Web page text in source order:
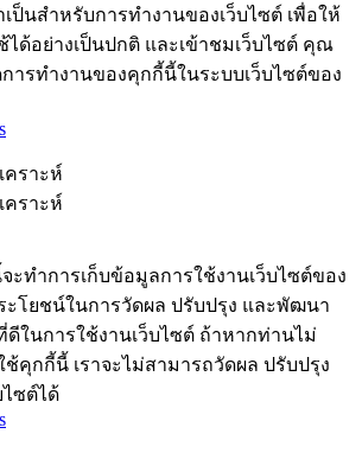
ป็นสำหรับการทำงานของเว็บไซต์ เพื่อให้
ด้อย่างเป็นปกติ และเข้าชมเว็บไซต์ คุณ
ารทำงานของคุกกี้นี้ในระบบเว็บไซต์ของ
คราะห์
คราะห์
ะทำการเก็บข้อมูลการใช้งานเว็บไซต์ของ
ะโยชน์ในการวัดผล ปรับปรุง และพัฒนา
ในการใช้งานเว็บไซต์ ถ้าหากท่านไม่
ช้คุกกี้นี้ เราจะไม่สามารถวัดผล ปรับปรุง
ซต์ได้